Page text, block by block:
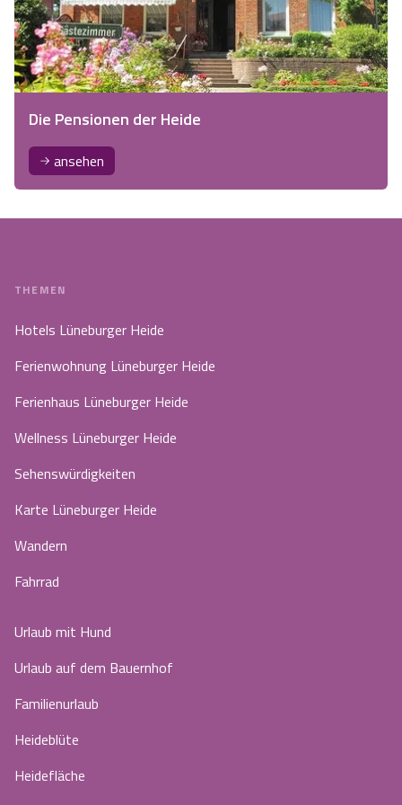
Die Pensionen der Heide
ansehen
THEMEN
Hotels Lüneburger Heide
Ferienwohnung Lüneburger Heide
Ferienhaus Lüneburger Heide
Wellness Lüneburger Heide
Sehenswürdigkeiten
Karte Lüneburger Heide
Wandern
Fahrrad
Urlaub mit Hund
Urlaub auf dem Bauernhof
Familienurlaub
Heideblüte
Heidefläche